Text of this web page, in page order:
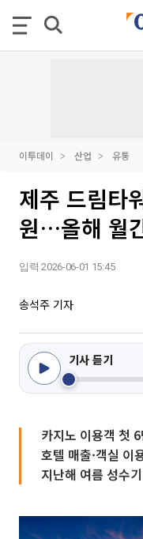
이투데이 산업 유통
제주 드림타
원…올해 월
입력 2026-06-01 15:45
송석주 기자
기사 듣기
카지노 이용객 첫
호텔 매출·객실
지난해 여름 성수